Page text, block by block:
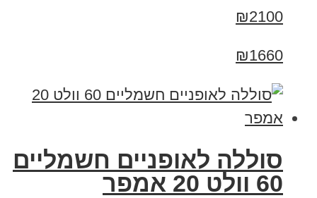
₪2100
₪1660
סוללה לאופניים חשמליים
60 וולט 20 אמפר